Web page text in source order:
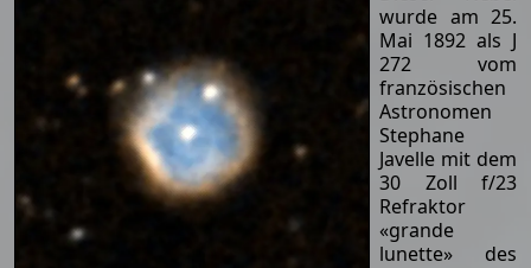
wurde am 25.
Mai 1892 als J
272 vom
französischen
Astronomen
Stephane
Javelle mit dem
30 Zoll f/23
Refraktor
«grande
lunette» des